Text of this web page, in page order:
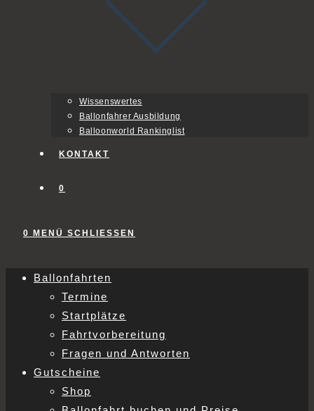
Wissenswertes
Ballonfahrer Ausbildung
Balloonworld Rankinglist
KONTAKT
0
0 MENÜ SCHLIESSEN
Ballonfahrten
Termine
Startplätze
Fahrtvorbereitung
Fragen und Antworten
Gutscheine
Shop